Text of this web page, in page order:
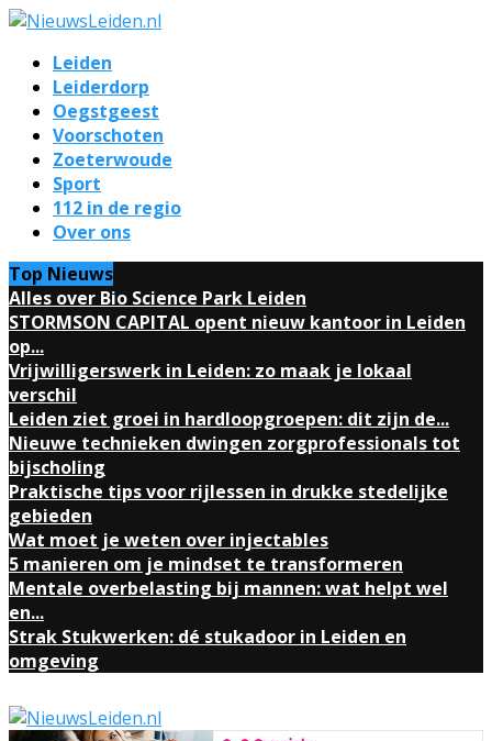
Leiden
Leiderdorp
Oegstgeest
Voorschoten
Zoeterwoude
Sport
112 in de regio
Over ons
Top Nieuws
Alles over Bio Science Park Leiden
STORMSON CAPITAL opent nieuw kantoor in Leiden
op...
Vrijwilligerswerk in Leiden: zo maak je lokaal
verschil
Leiden ziet groei in hardloopgroepen: dit zijn de...
Nieuwe technieken dwingen zorgprofessionals tot
bijscholing
Praktische tips voor rijlessen in drukke stedelijke
gebieden
Wat moet je weten over injectables
5 manieren om je mindset te transformeren
Mentale overbelasting bij mannen: wat helpt wel
en...
Strak Stukwerken: dé stukadoor in Leiden en
omgeving